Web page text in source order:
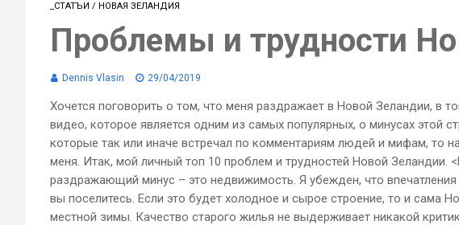
_СТАТЪИ / НОВАЯ ЗЕЛАНДИЯ
Проблемы и трудности
Dennis Vlasin 29/04/2019
Хочется поговорить о том, что меня раздражает в Новой Зеландии, в
видео, которое является одним из самых популярных, о минусах этой
которые так или иначе встречал по комментариям людей и мифам, то
меня. Итак, мой личный топ 10 проблем и трудностей Новой
раздражающий минус – это недвижимость. Я убежден, что
вы поселитесь. Если это будет холодное и сырое строение, то и сама
местной зимы. Качество старого жилья не выдерживает никакой